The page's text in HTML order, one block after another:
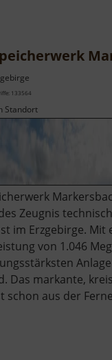
133564
Standort
Zeugnis
im Erzgebirge. Mit
von 1.046
Das markante,
schon aus der